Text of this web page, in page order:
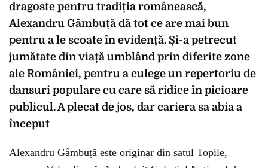
dragoste pentru tradiția românească,
Alexandru Gâmbuță dă tot ce are mai bun
pentru a le scoate în evidență. Și-a petrecut
jumătate din viață umblând prin diferite zone
ale României, pentru a culege un repertoriu de
dansuri populare cu care să ridice în picioare
publicul. A plecat de jos, dar cariera sa abia a
început
Alexandru Gâmbuță este originar din satul Topile,